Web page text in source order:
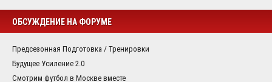
ОБСУЖДЕНИЕ НА ФОРУМЕ
Предсезонная Подготовка / Тренировки
Будущее Усиление 2.0
Смотрим футбол в Москве вместе